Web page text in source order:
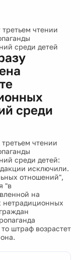
чтении
среди детей
среди
чтении
среди детей:
исключили.
отношений",
"в
на
нетрадиционных
штраф возрастет